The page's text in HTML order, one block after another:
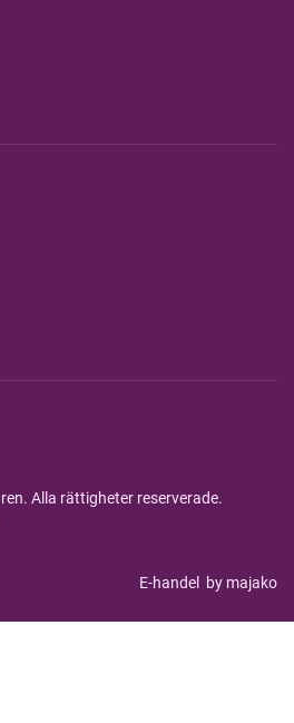
Alla rättigheter reserverade.
E-handel by majako